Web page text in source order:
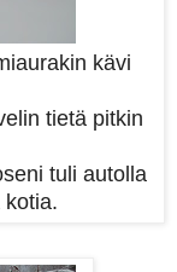
kävi
tietä pitkin
tuli autolla
kotia.